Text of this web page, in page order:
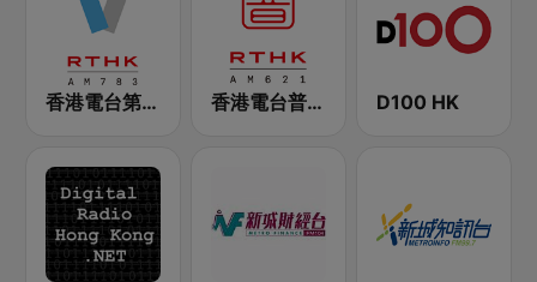
香港電台第五台 - RTHK Radio 5 香港電台普通話台 RTHK Radio D100 HK